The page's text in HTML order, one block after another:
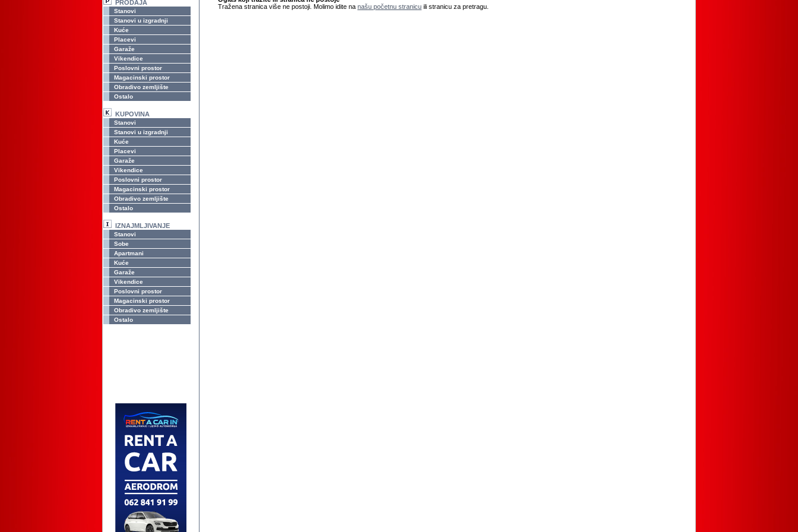
PRODAJA
Stanovi
Stanovi u izgradnji
Kuće
Placevi
Garaže
Vikendice
Poslovni prostor
Magacinski prostor
Obradivo zemljište
Ostalo
KUPOVINA
Stanovi
Stanovi u izgradnji
Kuće
Placevi
Garaže
Vikendice
Poslovni prostor
Magacinski prostor
Obradivo zemljište
Ostalo
IZNAJMLJIVANJE
Stanovi
Sobe
Apartmani
Kuće
Garaže
Vikendice
Poslovni prostor
Magacinski prostor
Obradivo zemljište
Ostalo
Tražena stranica više ne postoji. Molimo idite na našu početnu stranicu ili stranicu za pretragu.